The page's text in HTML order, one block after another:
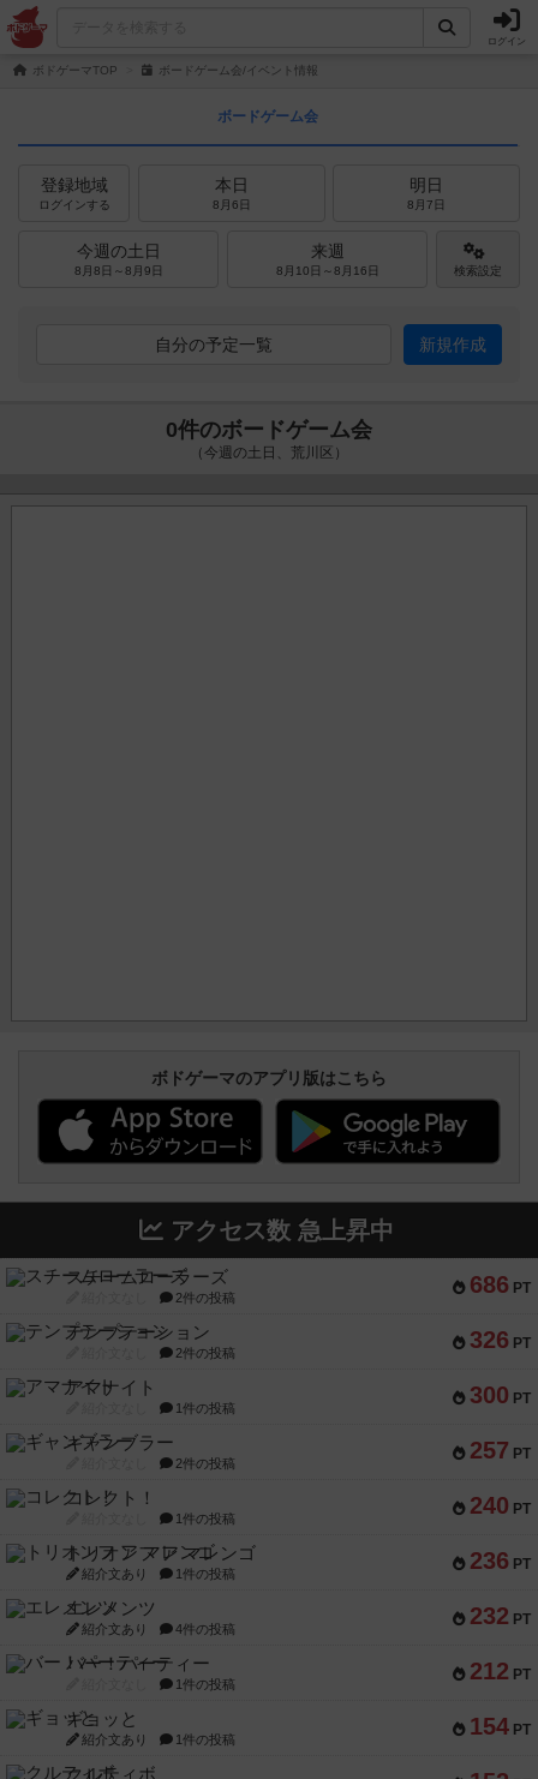
ログイン
ボドゲーマTOP ボードゲーム会/イベント情報
ボードゲーム会
登録地域
ログインする
本日
8月6日
明日
8月7日
今週の土日
8月8日～8月9日
来週
8月10日～8月16日 検索設定
自分の予定一覧 新規作成
0件のボードゲーム会
（今週の土日、荒川区）
ボドゲーマのアプリ版はこちら
アクセス数 急上昇中
686 PT
スチームローラーズ
2件の投稿
326 PT
テンプテーション
2件の投稿
300 PT
アマナイト
1件の投稿
257 PT
ギャンブラー
2件の投稿
240 PT
コレクト！
1件の投稿
236 PT
トリオンフ ア マレンゴ
紹介文あり 1件の投稿
232 PT
エレメンツ
紹介文あり 4件の投稿
212 PT
バー！パーティー
1件の投稿
154 PT
ギョッと
紹介文あり 1件の投稿
クルティボ